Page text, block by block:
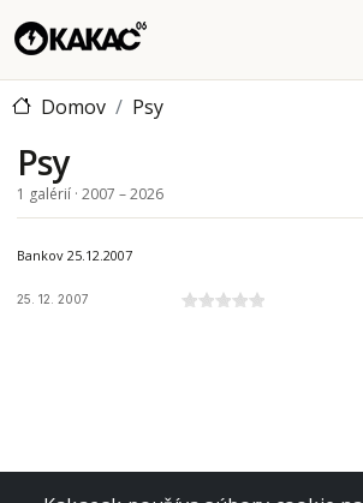
Domov Psy
Psy
1 galérií · 2007 – 2026
Bankov 25.12.2007
25. 12. 2007